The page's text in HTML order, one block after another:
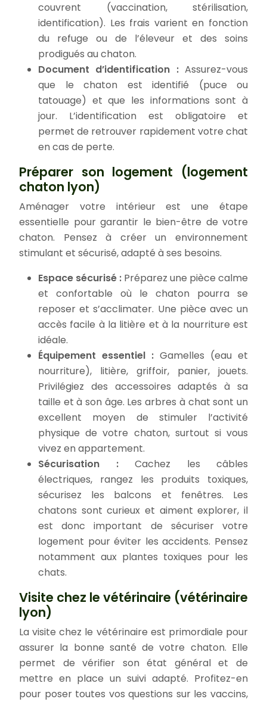
couvrent (vaccination, stérilisation,
identification). Les frais varient en fonction
du refuge ou de l’éleveur et des soins
prodigués au chaton.
Document d’identification : Assurez-vous
que le chaton est identifié (puce ou
tatouage) et que les informations sont à
jour. L’identification est obligatoire et
permet de retrouver rapidement votre chat
en cas de perte.
Préparer son logement (logement
chaton lyon)
Aménager votre intérieur est une étape
essentielle pour garantir le bien-être de votre
chaton. Pensez à créer un environnement
stimulant et sécurisé, adapté à ses besoins.
Espace sécurisé : Préparez une pièce calme
et confortable où le chaton pourra se
reposer et s’acclimater. Une pièce avec un
accès facile à la litière et à la nourriture est
idéale.
Équipement essentiel : Gamelles (eau et
nourriture), litière, griffoir, panier, jouets.
Privilégiez des accessoires adaptés à sa
taille et à son âge. Les arbres à chat sont un
excellent moyen de stimuler l’activité
physique de votre chaton, surtout si vous
vivez en appartement.
Sécurisation : Cachez les câbles
électriques, rangez les produits toxiques,
sécurisez les balcons et fenêtres. Les
chatons sont curieux et aiment explorer, il
est donc important de sécuriser votre
logement pour éviter les accidents. Pensez
notamment aux plantes toxiques pour les
chats.
Visite chez le vétérinaire (vétérinaire
lyon)
La visite chez le vétérinaire est primordiale pour
assurer la bonne santé de votre chaton. Elle
permet de vérifier son état général et de
mettre en place un suivi adapté. Profitez-en
pour poser toutes vos questions sur les vaccins,